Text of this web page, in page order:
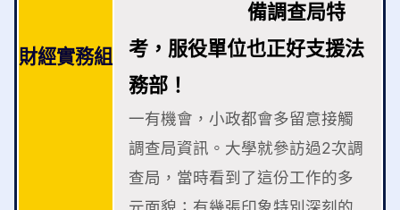
財經實務組
備調查局特
考，服役單位也正好支援法
務部！
一有機會，小政都會多留意接觸
調查局資訊。大學就參訪過2次調
查局，當時看到了這份工作的多